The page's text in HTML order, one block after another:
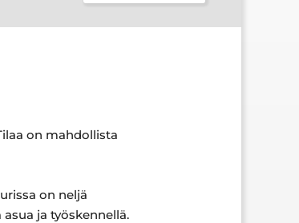
on mahdollista
on neljä
ja työskennellä.